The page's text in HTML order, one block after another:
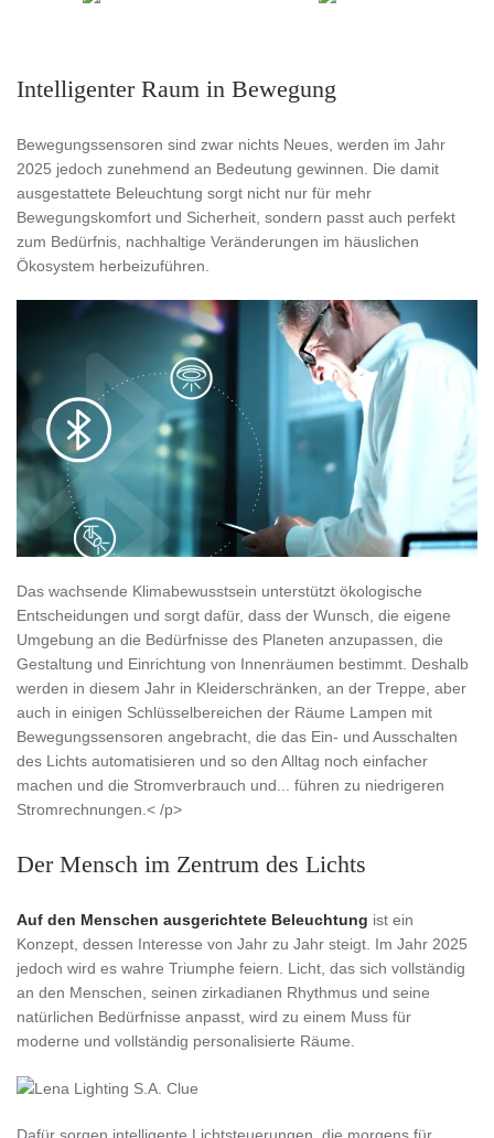
Intelligenter Raum in Bewegung
Bewegungssensoren sind zwar nichts Neues, werden im Jahr
2025 jedoch zunehmend an Bedeutung gewinnen. Die damit
ausgestattete Beleuchtung sorgt nicht nur für mehr
Bewegungskomfort und Sicherheit, sondern passt auch perfekt
zum Bedürfnis, nachhaltige Veränderungen im häuslichen
Ökosystem herbeizuführen.
Das wachsende Klimabewusstsein unterstützt ökologische
Entscheidungen und sorgt dafür, dass der Wunsch, die eigene
Umgebung an die Bedürfnisse des Planeten anzupassen, die
Gestaltung und Einrichtung von Innenräumen bestimmt. Deshalb
werden in diesem Jahr in Kleiderschränken, an der Treppe, aber
auch in einigen Schlüsselbereichen der Räume Lampen mit
Bewegungssensoren angebracht, die das Ein- und Ausschalten
des Lichts automatisieren und so den Alltag noch einfacher
machen und die Stromverbrauch und... führen zu niedrigeren
Stromrechnungen.< /p>
Der Mensch im Zentrum des Lichts
Auf den Menschen ausgerichtete Beleuchtung ist ein
Konzept, dessen Interesse von Jahr zu Jahr steigt. Im Jahr 2025
jedoch wird es wahre Triumphe feiern. Licht, das sich vollständig
an den Menschen, seinen zirkadianen Rhythmus und seine
natürlichen Bedürfnisse anpasst, wird zu einem Muss für
moderne und vollständig personalisierte Räume.